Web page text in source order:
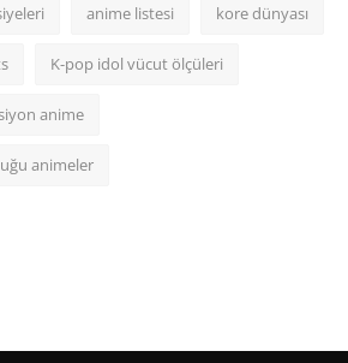
anime listesi kore dünyası
K-pop idol vücut ölçüleri
anime
animeler